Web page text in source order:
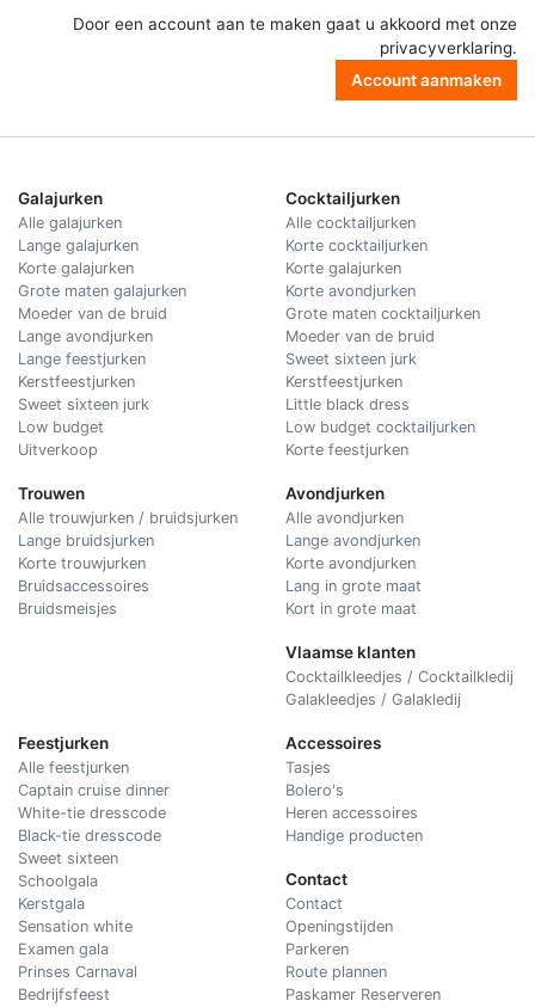
Door een account aan te maken gaat u akkoord met onze
privacyverklaring.
Account aanmaken
Galajurken
Alle galajurken
Lange galajurken
Korte galajurken
Grote maten galajurken
Moeder van de bruid
Lange avondjurken
Lange feestjurken
Kerstfeestjurken
Sweet sixteen jurk
Low budget
Uitverkoop
Trouwen
Alle trouwjurken / bruidsjurken
Lange bruidsjurken
Korte trouwjurken
Bruidsaccessoires
Bruidsmeisjes
Cocktailjurken
Alle cocktailjurken
Korte cocktailjurken
Korte galajurken
Korte avondjurken
Grote maten cocktailjurken
Moeder van de bruid
Sweet sixteen jurk
Kerstfeestjurken
Little black dress
Low budget cocktailjurken
Korte feestjurken
Avondjurken
Alle avondjurken
Lange avondjurken
Korte avondjurken
Lang in grote maat
Kort in grote maat
Vlaamse klanten
Cocktailkleedjes / Cocktailkledij
Galakleedjes / Galakledij
Feestjurken
Alle feestjurken
Captain cruise dinner
White-tie dresscode
Black-tie dresscode
Sweet sixteen
Schoolgala
Kerstgala
Sensation white
Examen gala
Prinses Carnaval
Bedrijfsfeest
Accessoires
Tasjes
Bolero's
Heren accessoires
Handige producten
Contact
Contact
Openingstijden
Parkeren
Route plannen
Paskamer Reserveren